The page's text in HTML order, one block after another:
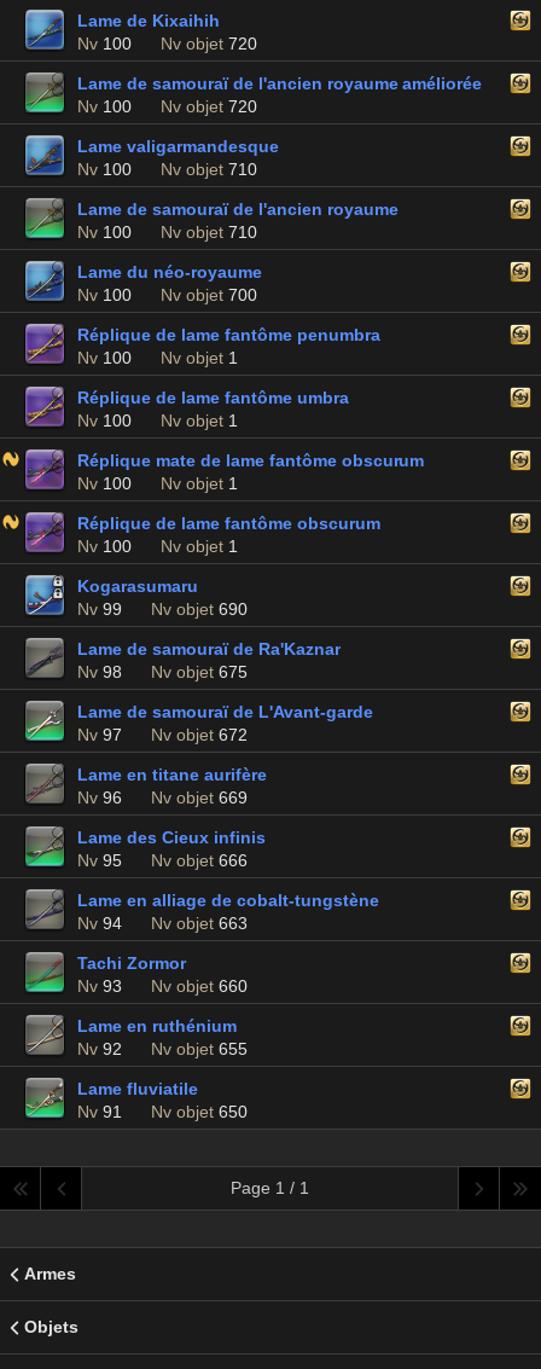
Lame de Kixaihih
Nv 100 Nv objet 720
Lame de samouraï de l'ancien royaume améliorée
Nv 100 Nv objet 720
Lame valigarmandesque
Nv 100 Nv objet 710
Lame de samouraï de l'ancien royaume
Nv 100 Nv objet 710
Lame du néo-royaume
Nv 100 Nv objet 700
Réplique de lame fantôme penumbra
Nv 100 Nv objet 1
Réplique de lame fantôme umbra
Nv 100 Nv objet 1
Réplique mate de lame fantôme obscurum
Nv 100 Nv objet 1
Réplique de lame fantôme obscurum
Nv 100 Nv objet 1
Kogarasumaru
Nv 99 Nv objet 690
Lame de samouraï de Ra'Kaznar
Nv 98 Nv objet 675
Lame de samouraï de L'Avant-garde
Nv 97 Nv objet 672
Lame en titane aurifère
Nv 96 Nv objet 669
Lame des Cieux infinis
Nv 95 Nv objet 666
Lame en alliage de cobalt-tungstène
Nv 94 Nv objet 663
Tachi Zormor
Nv 93 Nv objet 660
Lame en ruthénium
Nv 92 Nv objet 655
Lame fluviatile
Nv 91 Nv objet 650
Page 1 / 1
Armes
Objets